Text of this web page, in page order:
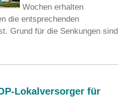
Wochen erhalten
die entsprechenden
Grund für die Senkungen sind
Lokalversorger für